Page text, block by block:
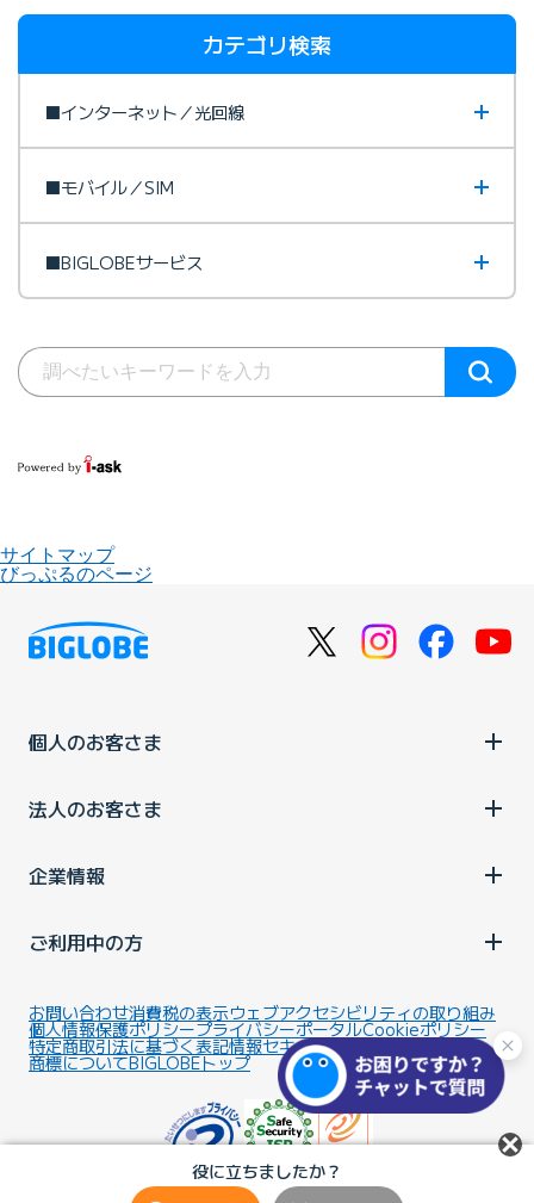
役に立ちましたか？
カテゴリ検索
■インターネット／光回線
■モバイル／SIM
■BIGLOBEサービス
サイトマップ
びっぷるのページ
個人のお客さま
法人のお客さま
企業情報
ご利用中の方
お問い合わせ消費税の表示ウェブアクセシビリティの取り組み
個人情報保護ポリシープライバシーポータルCookieポリシー
特定商取引法に基づく表記情報セキュリティ基本方針
商標についてBIGLOBEトップ